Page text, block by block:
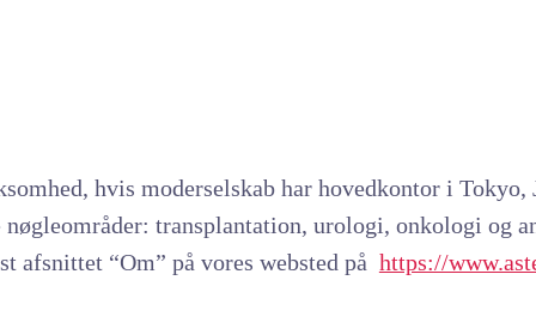
hvis moderselskab har hovedkontor i Tokyo,
transplantation, urologi, onkologi og
afsnittet “Om” på vores websted på https://